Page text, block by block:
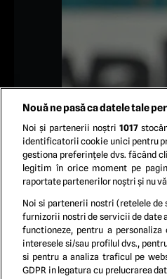
Darius Dumitru Olaru in
Nouă ne pasă ca datele tale
Noi și partenerii noștri 1017
identificatorii cookie unici pentru
gestiona preferințele dvs. făcând
legitim în orice moment pe
raportate partenerilor noștri și nu
Noi si partenerii nostri (retelele
furnizorii nostri de servicii de date
functioneze, pentru a
interesele si/sau profilul dvs.,
si pentru a analiza traficul pe
GDPR in legatura cu prelucrarea